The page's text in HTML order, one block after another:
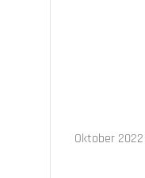
Oktober 2022